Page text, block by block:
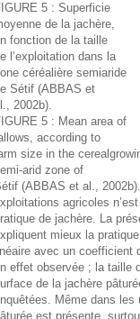
5 : Superficie
de la jachère,
fonction de la taille
l’exploitation dans la
céréalière semiaride
Sétif (ABBAS et
2002b).
5 : Mean area of
according to
size in the
arid zone of
(ABBAS et al., 2002b).
agricoles
de jachère. La
mieux la
avec un coefficient
effet observée ; la taille
de la jachère
Même dans
est présente,